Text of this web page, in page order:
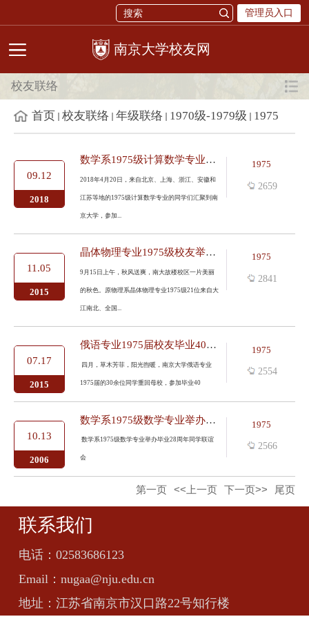
管理员入口
校友网
校友联络
首页 校友联络 年级联络 1970级-1979级 1975
09.12
2018
1975
2659
数学系1975级计算数学专业校友返校纪念毕业40周年
2018年4月20日，来自北京、上海、浙江、安徽和
江苏等地的1975级计算数学专业的同学们汇聚到南
京大学，参加...
11.05
2015
1975
2841
晶体物理专业1975级校友举行入学40年返校聚会
9月15日上午，秋风送爽，南大故楼校区一片美丽
的秋色。原物理系晶体物理专业1975级21位来自大
江南北、全国...
07.17
2015
1975
2554
俄语专业1975届校友毕业40年重聚母校
四月，草木芳菲，阳光煦暖，南京大学俄语专业
1975届的30余位同学重回母校，参加毕业40
10.13
2006
1975
2566
数学系1975级数学专业举办毕业28周年同学联谊会
数学系1975级数学专业举办毕业28周年同学联谊
会
第一页 <<上一页 下一页>> 尾页
联系我们
电话： 02583686123
Email： nugaa@nju.edu.cn
地址： 江苏省南京市汉口路22号知行楼